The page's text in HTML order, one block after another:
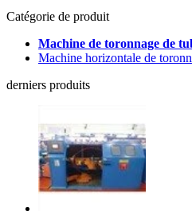
Catégorie de produit
Machine de toronnage de
Machine horizontale de
derniers produits